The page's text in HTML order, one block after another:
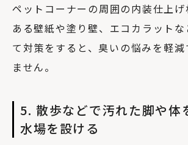
ペットコーナーの周囲の内装仕上
ある壁紙や塗り壁、エコカラット
て対策をすると、臭いの悩みを軽
ません。
5. 散歩などで汚れた脚や体
水場を設ける